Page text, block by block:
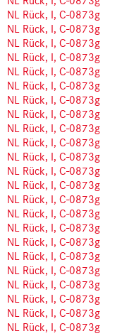
NL Rück, I, C-0873g
NL Rück, I, C-0873g
NL Rück, I, C-0873g
NL Rück, I, C-0873g
NL Rück, I, C-0873g
NL Rück, I, C-0873g
NL Rück, I, C-0873g
NL Rück, I, C-0873g
NL Rück, I, C-0873g
NL Rück, I, C-0873g
NL Rück, I, C-0873g
NL Rück, I, C-0873g
NL Rück, I, C-0873g
NL Rück, I, C-0873g
NL Rück, I, C-0873g
NL Rück, I, C-0873g
NL Rück, I, C-0873g
NL Rück, I, C-0873g
NL Rück, I, C-0873g
NL Rück, I, C-0873g
NL Rück, I, C-0873g
NL Rück, I, C-0873g
NL Rück, I, C-0873g